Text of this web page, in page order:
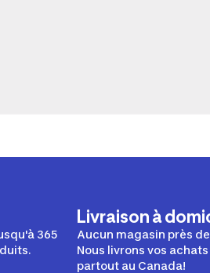
365
Livraison à
Aucun magasin près
Nous livrons vos
partout au Canada!